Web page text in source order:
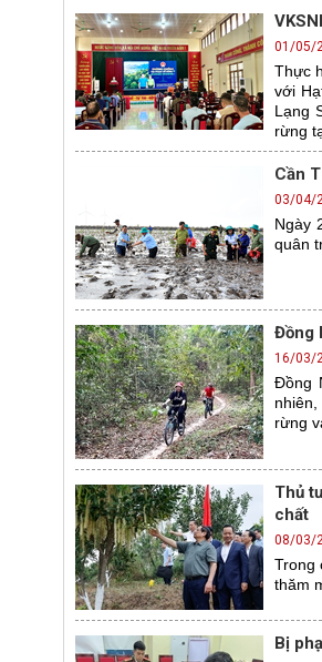
01/05/
Thực
với
Lạng
rừng
Cần
03/04/
Ngày
quân
Đồng
16/03/
Đồng
rừng
Thủ
chất
08/03/
Trong
thăm
Bị